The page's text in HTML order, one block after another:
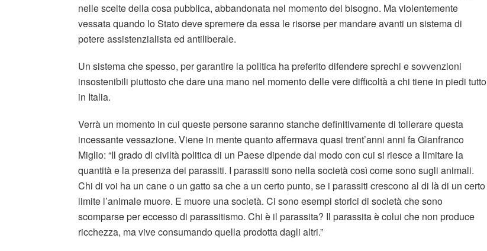
nelle scelte della cosa pubblica, abbandonata nel momento del bisogno. Ma violentemente
vessata quando lo Stato deve spremere da essa le risorse per mandare avanti un sistema di
potere assistenzialista ed antiliberale.
Un sistema che spesso, per garantire la politica ha preferito difendere sprechi e sovvenzioni
insostenibili piuttosto che dare una mano nel momento delle vere difficoltà a chi tiene in piedi tutto
in Italia.
Verrà un momento in cui queste persone saranno stanche definitivamente di tollerare questa
incessante vessazione. Viene in mente quanto affermava quasi trent’anni anni fa Gianfranco
Miglio: “Il grado di civiltà politica di un Paese dipende dal modo con cui si riesce a limitare la
quantità e la presenza dei parassiti. I parassiti sono nella società così come sono sugli animali.
Chi di voi ha un cane o un gatto sa che a un certo punto, se i parassiti crescono al di là di un certo
limite l’animale muore. E muore una società. Ci sono esempi storici di società che sono
scomparse per eccesso di parassitismo. Chi è il parassita? Il parassita è colui che non produce
ricchezza, ma vive consumando quella prodotta dagli altri.”